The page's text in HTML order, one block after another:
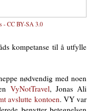
- CC BY-SA 3.0
kompetanse til å utfylle
nødvendig med noen
VyNotTravel, Jonas Ali
avslutte kontoen. VY var